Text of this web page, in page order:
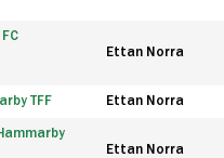
Ettan Norra
TFF Ettan Norra
Ettan Norra